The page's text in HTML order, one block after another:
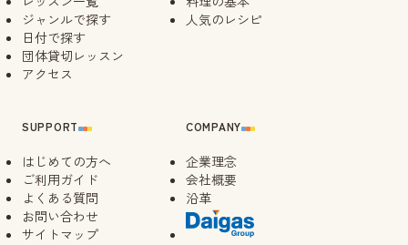
ジャンルで探す
日付で探す
団体貸切レッスン
アクセス
SUPPORT
はじめての方へ
ご利用ガイド
よくある質問
お問い合わせ
サイトマップ
人気のレシピ
COMPANY
企業理念
会社概要
沿革